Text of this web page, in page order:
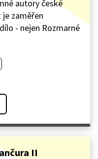
autory české
zaměřen
- nejen Rozmarné
II